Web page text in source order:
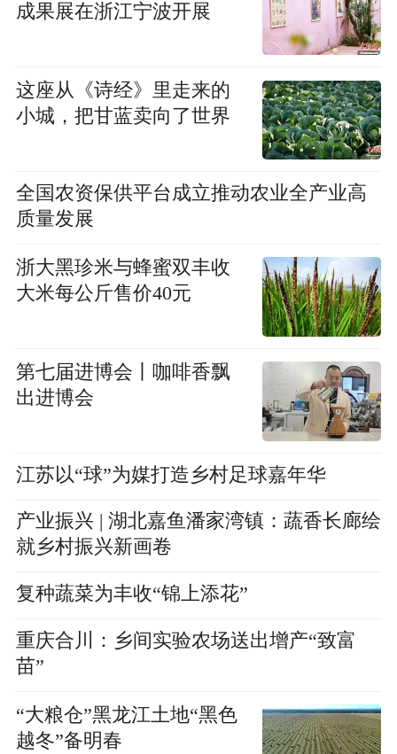
成果展在浙江宁波开展
这座从《诗经》里走来的
小城，把甘蓝卖向了世界
全国农资保供平台成立推动农业全产业高
质量发展
浙大黑珍米与蜂蜜双丰收
大米每公斤售价40元
第七届进博会丨咖啡香飘
出进博会
江苏以“球”为媒打造乡村足球嘉年华
产业振兴 | 湖北嘉鱼潘家湾镇：蔬香长廊绘
就乡村振兴新画卷
复种蔬菜为丰收“锦上添花”
重庆合川：乡间实验农场送出增产“致富
苗”
“大粮仓”黑龙江土地“黑色
越冬”备明春